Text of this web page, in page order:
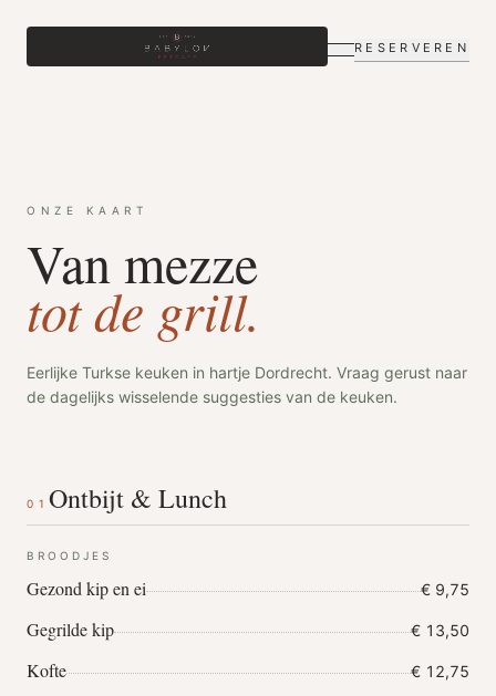
RESERVEREN
ONZE KAART
Van mezze
tot de grill.
Eerlijke Turkse keuken in hartje Dordrecht. Vraag gerust naar
de dagelijks wisselende suggesties van de keuken.
01 Ontbijt & Lunch
BROODJES
Gezond kip en ei € 9,75
Gegrilde kip € 13,50
Kofte € 12,75